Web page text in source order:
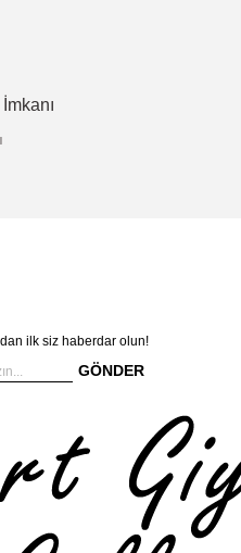
ilk siz haberdar olun!
GÖNDER